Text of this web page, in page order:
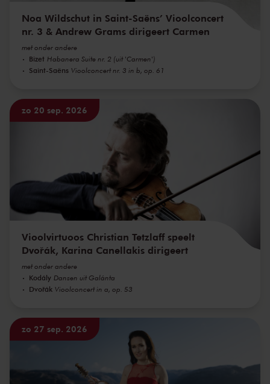
Noa Wildschut in Saint-Saëns’ Vioolconcert
nr. 3 & Andrew Grams dirigeert Carmen
met onder andere
Bizet Habanera Suite nr. 2 (uit 'Carmen')
Saint-Saëns Vioolconcert nr. 3 in b, op. 61
zo 20 sep. 2026
Vioolvirtuoos Christian Tetzlaff speelt
Dvořák, Karina Canellakis dirigeert
met onder andere
Kodály Dansen uit Galánta
Dvořák Vioolconcert in a, op. 53
zo 27 sep. 2026